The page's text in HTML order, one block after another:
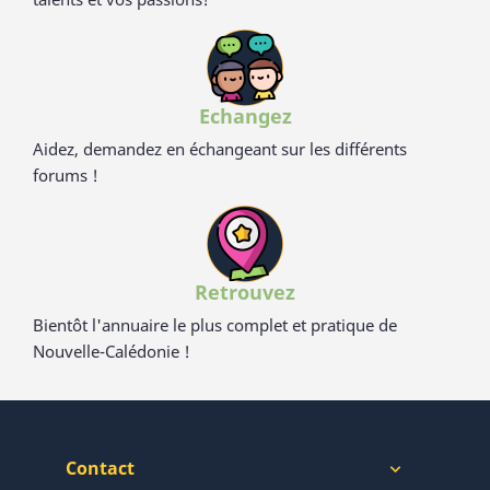
Echangez
Aidez, demandez en échangeant sur les différents
forums !
Retrouvez
Bientôt l'annuaire le plus complet et pratique de
Nouvelle-Calédonie !
Contact 